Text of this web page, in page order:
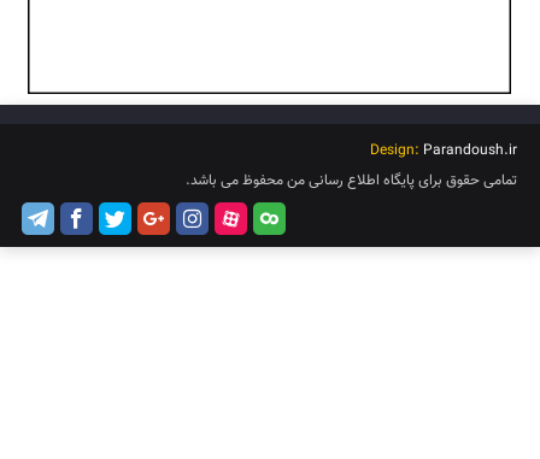
Design: Parandoush.ir
تمامی حقوق برای پایگاه اطلاع رسانی من محفوظ می باشد.